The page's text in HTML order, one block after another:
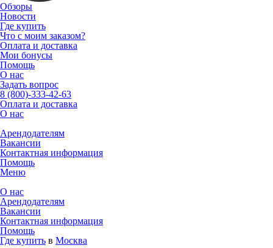
Обзоры
Новости
Где купить
Что с моим заказом?
Оплата и доставка
Мои бонусы
Помощь
О нас
Задать вопрос
8 (800)-333-42-63
Оплата и доставка
О нас
Арендодателям
Вакансии
Контактная информация
Помощь
Меню
О нас
Арендодателям
Вакансии
Контактная информация
Помощь
Где купить в Москва